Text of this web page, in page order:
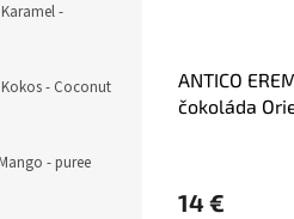
-
- Coconut
- puree
ANTICO
čokoláda
14 €